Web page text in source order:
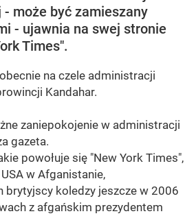
może być zamieszany
- ujawnia na swej stronie
Times".
na czele administracji
Kandahar.
zaniepokojenie w administracji
gazeta.
powołuje się "New York Times",
w Afganistanie,
brytyjscy koledzy jeszcze w 2006
z afgańskim prezydentem